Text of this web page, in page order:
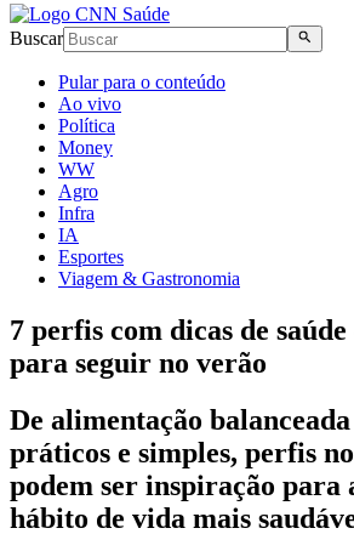
Buscar
Pular para o conteúdo
Ao vivo
Política
Money
WW
Agro
Infra
IA
Esportes
Viagem & Gastronomia
7 perfis com dicas de
para seguir no verão
De alimentação
práticos e simples, perfis
podem ser inspiração
hábito de vida mais